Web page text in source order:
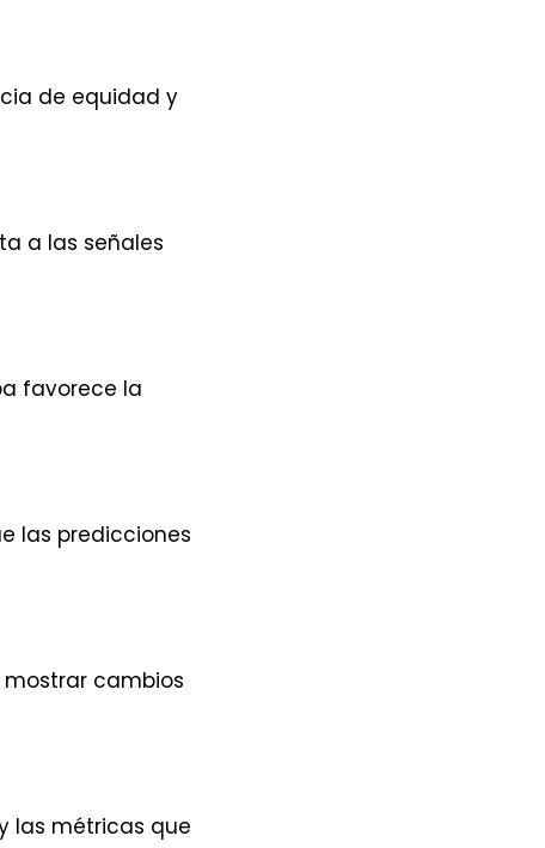
de equidad y
a las señales
favorece la
las predicciones
cambios
las métricas que